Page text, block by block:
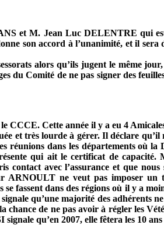
et M. Jean Luc DELENTRE qui
son accord à l’unanimité, et il sera
alors qu’ils jugent le même
du Comité de ne pas signer des
CCCE. Cette année il y a eu 4
et très lourde à gérer. Il déclare qu’il
dans les départements où la
qui ait le certificat de
contact avec l’assurance et que
ne veut pas imposer un
fassent dans des régions où il y a
qu’une majorité des adhérents
chance de ne pas avoir à régler les
qu’en 2007, elle fêtera les 10